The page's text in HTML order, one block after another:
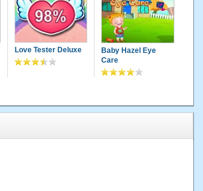
Love Tester Deluxe
Baby Hazel Eye
Care